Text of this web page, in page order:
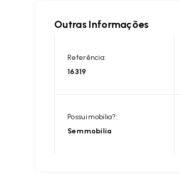
Outras Informações
Referência:
16319
Possui mobília?:
Sem mobília